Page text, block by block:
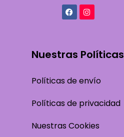
Nuestras Políticas
Políticas de envío
Políticas de privacidad
Nuestras Cookies